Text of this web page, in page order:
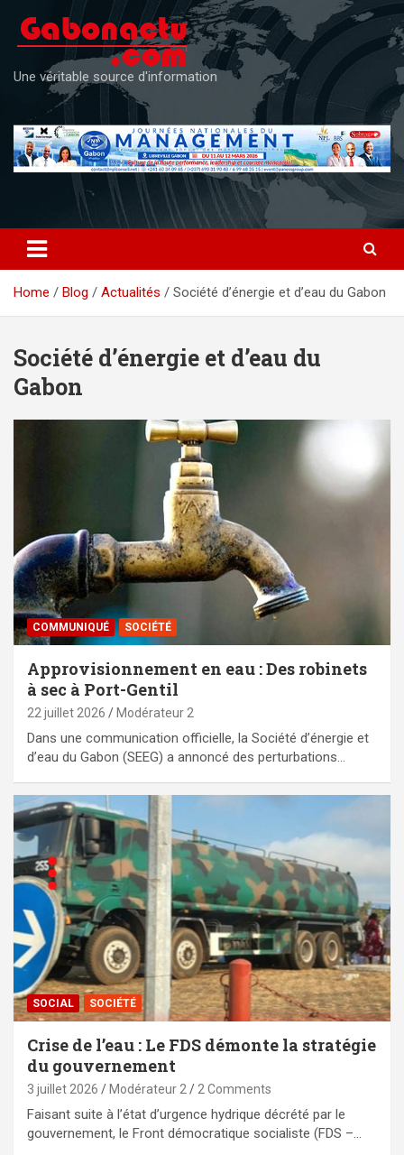
content
Une véritable source d'information
Home Blog Actualités Société d’énergie et d’eau du Gabon
Société d’énergie et d’eau du
Gabon
COMMUNIQUÉ SOCIÉTÉ
Approvisionnement en eau : Des robinets
à sec à Port-Gentil
22 juillet 2026 Modérateur 2
Dans une communication officielle, la Société d’énergie et
d’eau du Gabon (SEEG) a annoncé des perturbations…
SOCIAL SOCIÉTÉ
Crise de l’eau : Le FDS démonte la stratégie
du gouvernement
3 juillet 2026 Modérateur 2 2 Comments
Faisant suite à l’état d’urgence hydrique décrété par le
gouvernement, le Front démocratique socialiste (FDS –…